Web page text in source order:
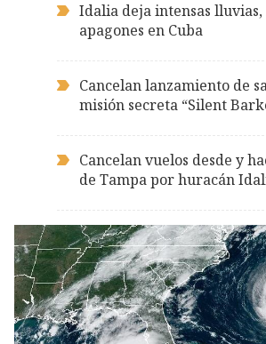
Idalia deja intensas
apagones en Cuba
Cancelan lanzamiento de
misión secreta “Silent
Cancelan vuelos desde y
de Tampa por huracán